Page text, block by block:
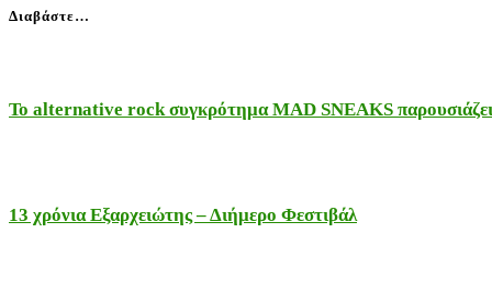
Διαβάστε…
Το alternative rock συγκρότημα MAD SNEAKS
13 χρόνια Εξαρχειώτης – Διήμερο Φεστιβάλ